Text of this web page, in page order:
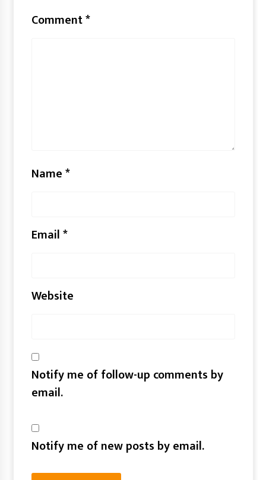
Comment*
Name*
Email*
Website
Notify me of follow-up comments by
email.
Notify me of new posts by email.